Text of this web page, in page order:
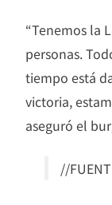
“Tenemos la
personas.
tiempo está
victoria,
aseguró el
//